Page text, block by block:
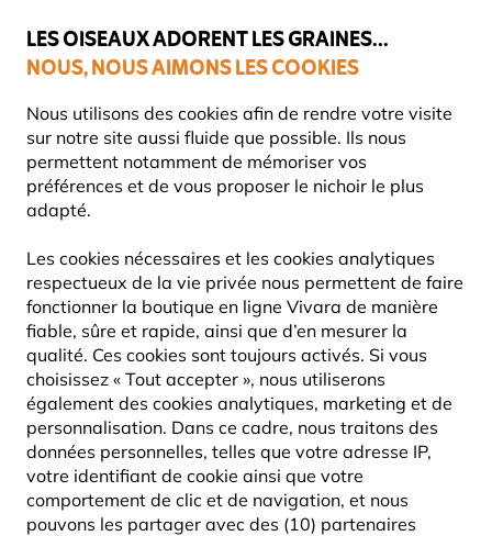
LES OISEAUX ADORENT LES GRAINES...
NOUS, NOUS AIMONS LES COOKIES
Nous utilisons des cookies afin de rendre votre visite
sur notre site aussi fluide que possible. Ils nous
permettent notamment de mémoriser vos
préférences et de vous proposer le nichoir le plus
adapté.
Les cookies nécessaires et les cookies analytiques
respectueux de la vie privée nous permettent de faire
fonctionner la boutique en ligne Vivara de manière
fiable, sûre et rapide, ainsi que d’en mesurer la
qualité. Ces cookies sont toujours activés. Si vous
choisissez « Tout accepter », nous utiliserons
également des cookies analytiques, marketing et de
personnalisation. Dans ce cadre, nous traitons des
données personnelles, telles que votre adresse IP,
votre identifiant de cookie ainsi que votre
comportement de clic et de navigation, et nous
pouvons les partager avec des (10) partenaires
catégories.
Très bien noté dans 11 pays
Livraison express gratuite dès 59 €
Blog Encyclopédie de la Faune Hérrisons
HERISSON
27 September
2024
HÉRRISONS
ENCYCLOPÉDIE DE LA FAUNE